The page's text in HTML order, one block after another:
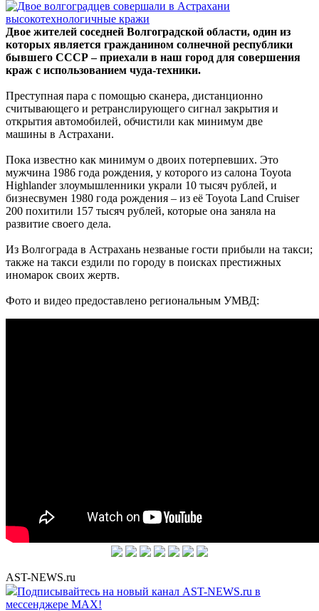
Двое жителей соседней Волгоградской области, один из
которых является гражданином солнечной республики
бывшего СССР – приехали в наш город для совершения
краж с использованием чуда-техники.
Преступная пара с помощью сканера, дистанционно
считывающего и ретранслирующего сигнал закрытия и
открытия автомобилей, обчистили как минимум две
машины в Астрахани.
Пока известно как минимум о двоих потерпевших. Это
мужчина 1986 года рождения, у которого из салона Toyota
Highlander злоумышленники украли 10 тысяч рублей, и
бизнесвумен 1980 года рождения – из её Toyota Land Cruiser
200 похитили 157 тысяч рублей, которые она заняла на
развитие своего дела.
Из Волгограда в Астрахань незваные гости прибыли на такси;
также на такси ездили по городу в поисках престижных
иномарок своих жертв.
Фото и видео предоставлено региональным УМВД:
AST-NEWS.ru
Подписывайтесь на новый канал AST-NEWS.ru в
мессенджере MAX!